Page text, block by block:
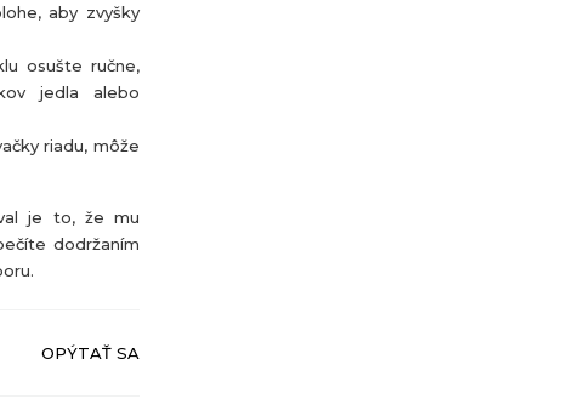
aby zvyšky
osušte ručne,
jedla alebo
riadu, môže
je to, že mu
dodržaním
OPÝTAŤ SA